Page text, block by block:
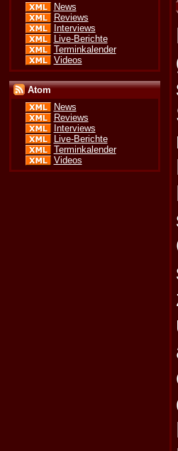
News
Reviews
Interviews
Live-Berichte
Terminkalender
Videos
Atom
News
Reviews
Interviews
Live-Berichte
Terminkalender
Videos